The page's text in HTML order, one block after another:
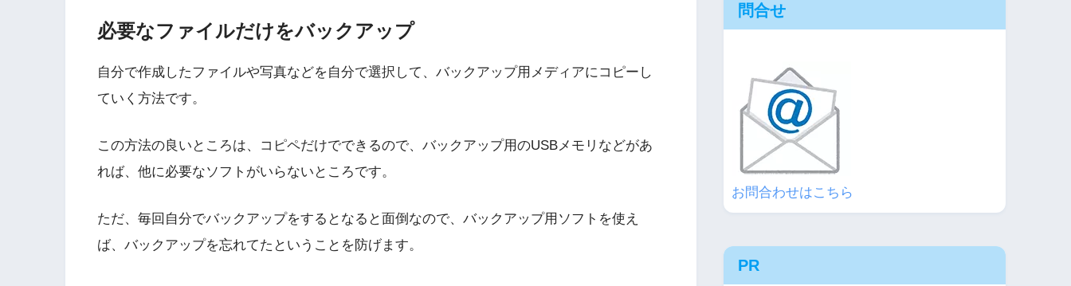
必要なファイルだけをバックアップ
自分で作成したファイルや写真などを自分で選択して、バックアップ用メディアにコピーし
ていく方法です。
この方法の良いところは、コピペだけでできるので、バックアップ用のUSBメモリなどがあ
れば、他に必要なソフトがいらないところです。
ただ、毎回自分でバックアップをするとなると面倒なので、バックアップ用ソフトを使え
ば、バックアップを忘れてたということを防げます。
問合せ
お問合わせはこちら
PR